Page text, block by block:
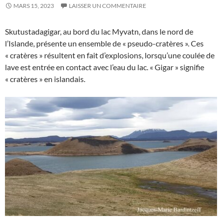
MARS 15, 2023 LAISSER UN COMMENTAIRE
Skutustadagigar, au bord du lac Myvatn, dans le nord de
l’Islande, présente un ensemble de « pseudo-cratères ». Ces
« cratères » résultent en fait d’explosions, lorsqu’une coulée de
lave est entrée en contact avec l’eau du lac. « Gigar » signifie
« cratères » en islandais.